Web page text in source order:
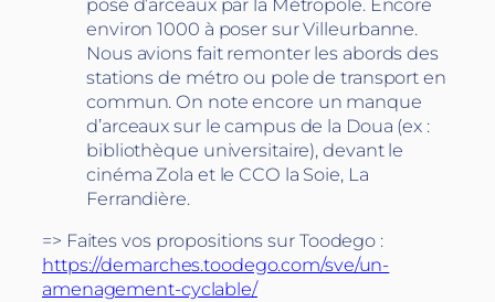
pose d’arceaux par la Métropole. Encore
environ 1000 à poser sur Villeurbanne.
Nous avions fait remonter les abords des
stations de métro ou pole de transport en
commun. On note encore un manque
d’arceaux sur le campus de la Doua (ex :
bibliothèque universitaire), devant le
cinéma Zola et le CCO la Soie, La
Ferrandière.
=> Faites vos propositions sur Toodego :
https://demarches.toodego.com/sve/un-
amenagement-cyclable/